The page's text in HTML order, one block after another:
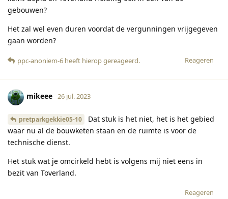
gebouwen?
Het zal wel even duren voordat de vergunningen vrijgegeven
gaan worden?
Reageren
ppc-anoniem-6 heeft hierop gereageerd.
mikeee 26 jul. 2023
pretparkgekkie05-10
Dat stuk is het niet, het is het gebied
waar nu al de bouwketen staan en de ruimte is voor de
technische dienst.
Het stuk wat je omcirkeld hebt is volgens mij niet eens in
bezit van Toverland.
Reageren